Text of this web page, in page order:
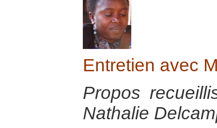
Entretien avec
Propos
Nathalie